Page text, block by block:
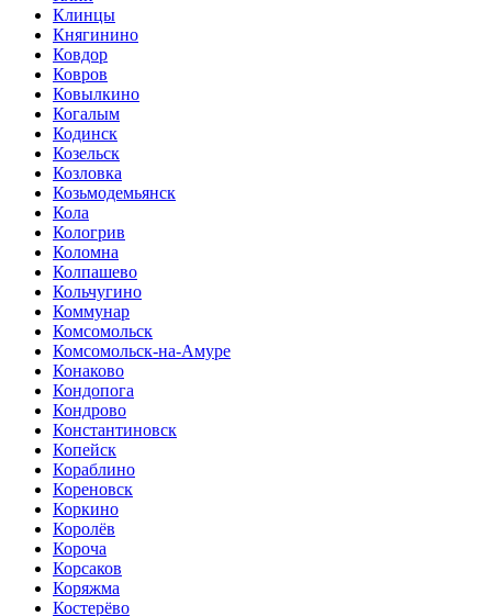
Клинцы
Княгинино
Ковдор
Ковров
Ковылкино
Когалым
Кодинск
Козельск
Козловка
Козьмодемьянск
Кола
Кологрив
Коломна
Колпашево
Кольчугино
Коммунар
Комсомольск
Комсомольск-на-Амуре
Конаково
Кондопога
Кондрово
Константиновск
Копейск
Кораблино
Кореновск
Коркино
Королёв
Короча
Корсаков
Коряжма
Костерёво